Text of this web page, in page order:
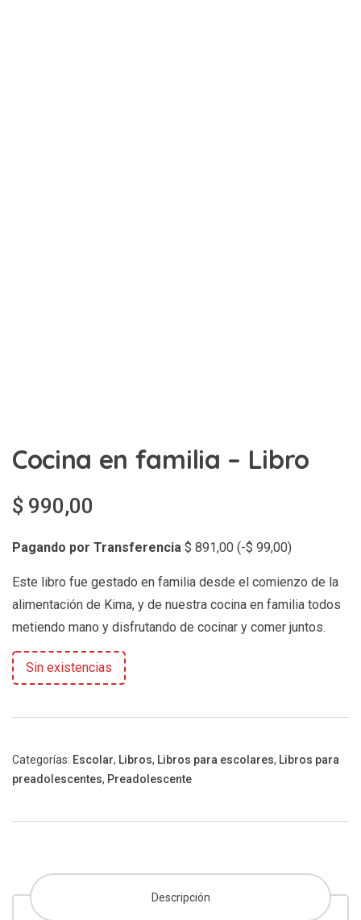
Cocina en familia – Libro
$ 990,00
Pagando por Transferencia $ 891,00 (-$ 99,00)
Este libro fue gestado en familia desde el comienzo de la
alimentación de Kima, y de nuestra cocina en familia todos
metiendo mano y disfrutando de cocinar y comer juntos.
Sin existencias
Categorías: Escolar, Libros, Libros para escolares, Libros para
preadolescentes, Preadolescente
Descripción